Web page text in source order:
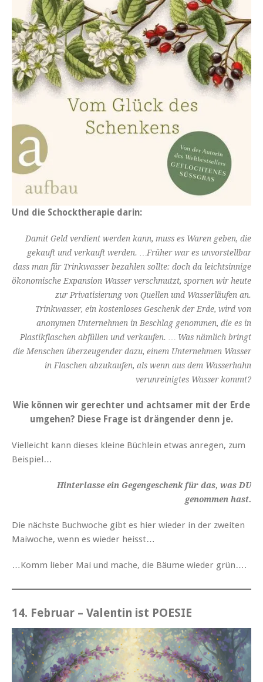
Und die Schocktherapie darin:
Damit Geld verdient werden kann, muss es Waren geben, die
gekauft und verkauft werden. …Früher war es unvorstellbar
dass man für Trinkwasser bezahlen sollte: doch da leichtsinnige
ökonomische Expansion Wasser verschmutzt, spornen wir heute
zur Privatisierung von Quellen und Wasserläufen an.
Trinkwasser, ein kostenloses Geschenk der Erde, wird von
anonymen Unternehmen in Beschlag genommen, die es in
Plastikflaschen abfüllen und verkaufen. … Was nämlich bringt
die Menschen überzeugender dazu, einem Unternehmen Wasser
in Flaschen abzukaufen, als wenn aus dem Wasserhahn
verunreinigtes Wasser kommt?
Wie können wir gerechter und achtsamer mit der Erde
umgehen? Diese Frage ist drängender denn je.
Vielleicht kann dieses kleine Büchlein etwas anregen, zum
Beispiel…
Hinterlasse ein Gegengeschenk für das, was DU
genommen hast.
Die nächste Buchwoche gibt es hier wieder in der zweiten
Maiwoche, wenn es wieder heisst…
…Komm lieber Mai und mache, die Bäume wieder grün….
14. Februar – Valentin ist POESIE